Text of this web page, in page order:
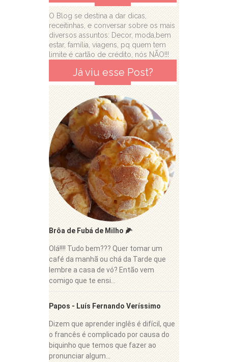
O Blog se destina a dar dicas,
receitinhas, e conversar sobre os mais
diversos assuntos: Decor, moda,bem
estar, família, viagens, pq quem tem
limite é cartão de crédito, nós NÃO!!!
Já viu esse Post?
Brôa de Fubá de Milho 🌽
Olá!!!! Tudo bem??? Quer tomar um
café da manhã ou chá da Tarde que
lembre a casa de vó? Então vem
comigo que te ensi...
Papos - Luís Fernando Veríssimo
Dizem que aprender inglês é difícil, que
o francês é complicado por causa do
biquinho que temos que fazer ao
pronunciar algum...